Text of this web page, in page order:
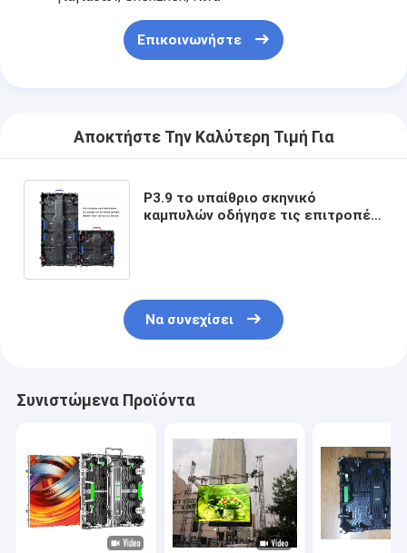
Επικοινωνήστε
Αποκτήστε Την Καλύτερη Τιμή Για
P3.9 το υπαίθριο σκηνικό
καμπυλών οδήγησε τις επιτροπές
Να συνεχίσει
Συνιστώμενα Προϊόντα